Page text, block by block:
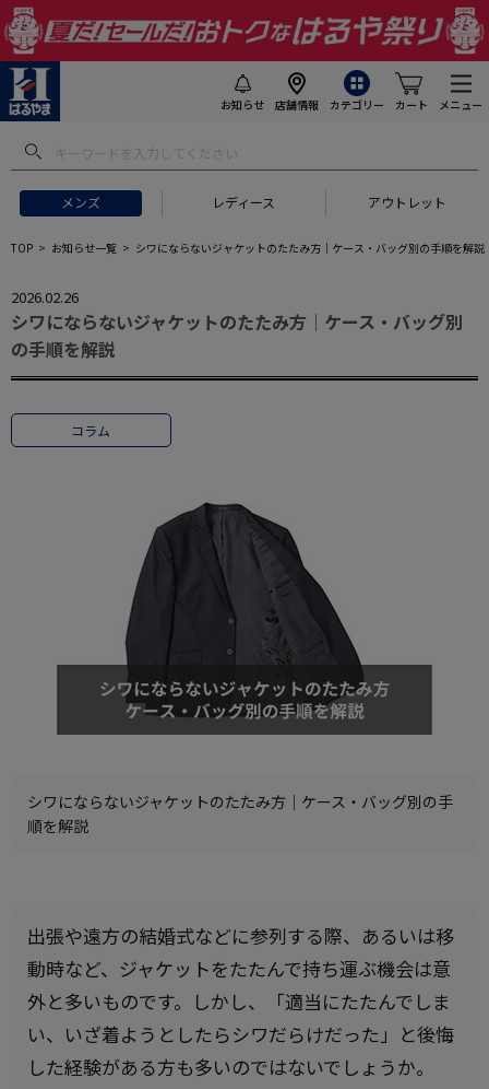
お知らせ 店舗情報 カテゴリー カート メニュー
メンズ レディース アウトレット
TOP お知らせ一覧 シワにならないジャケットのたたみ方｜ケース・バッグ別の手順を解説
2026.02.26
シワにならないジャケットのたたみ方｜ケース・バッグ別
の手順を解説
コラム
シワにならないジャケットのたたみ方｜ケース・バッグ別の手
順を解説
出張や遠方の結婚式などに参列する際、あるいは移
動時など、ジャケットをたたんで持ち運ぶ機会は意
外と多いものです。しかし、「適当にたたんでしま
い、いざ着ようとしたらシワだらけだった」と後悔
した経験がある方も多いのではないでしょうか。